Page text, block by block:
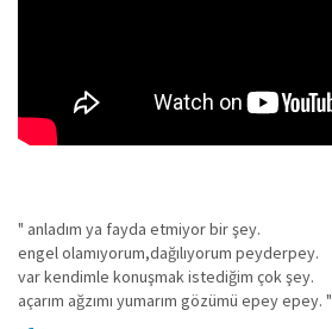
" anladım ya fayda etmiyor bir şey.
engel olamıyorum,dağılıyorum peyderpey.
var kendimle konuşmak istediğim çok şey.
açarım ağzımı yumarım gözümü epey epey. "